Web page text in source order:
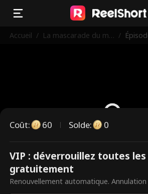
Accueil / La mascarade du mill /
Ce sont des épisodes
Débloquez pour
Coût: 60 Solde: 0
VIP : déverrouillez toutes les
gratuitement
Renouvellement automatique.